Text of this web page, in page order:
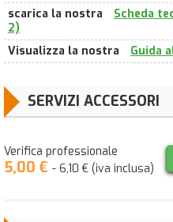
scarica la nostra
Scheda
2)
Visualizza la nostra
Guida
SERVIZI ACCESSORI
Verifica professionale
5,00 € - 6,10 € (iva inclusa)